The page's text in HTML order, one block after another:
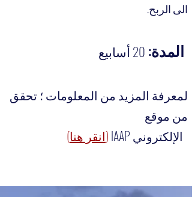
الى الربح.
المدة: 20 أسابيع
لمعرفة المزيد من المعلومات ؛ تحقق
من موقع
(
انقر هنا) IAAP